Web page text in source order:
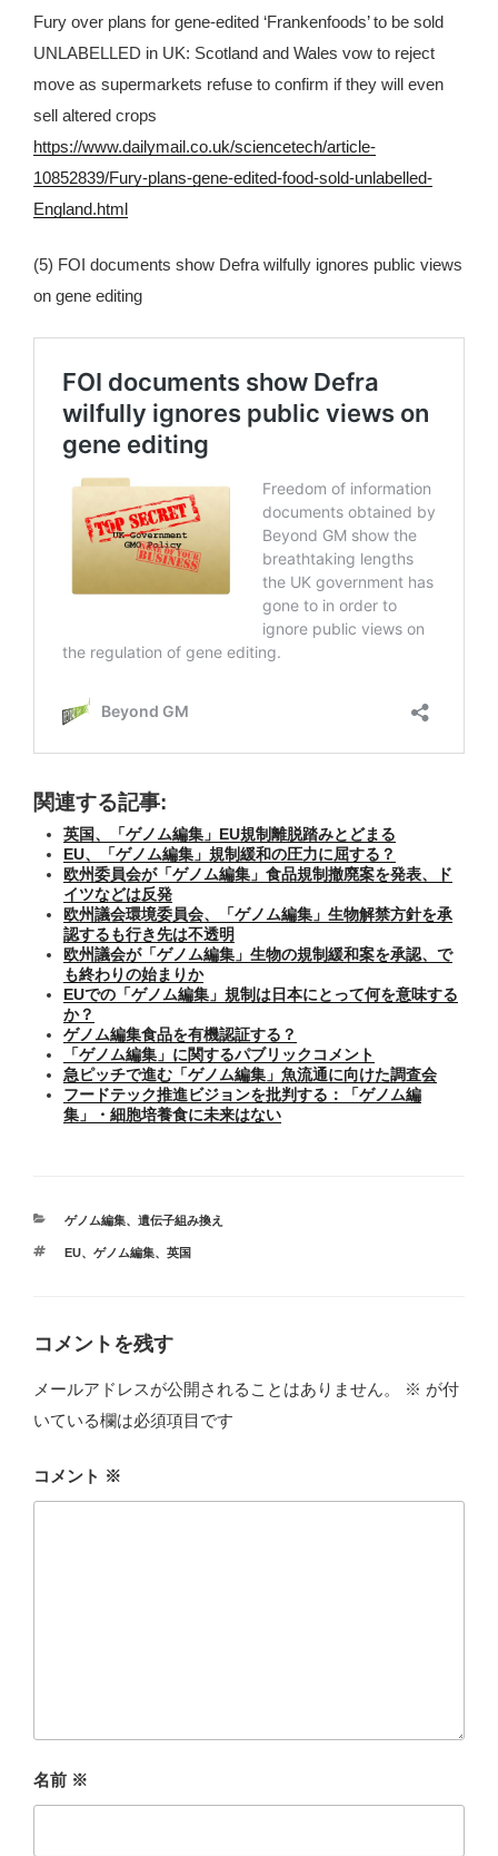
Fury over plans for gene-edited ‘Frankenfoods’ to be sold
UNLABELLED in UK: Scotland and Wales vow to reject
move as supermarkets refuse to confirm if they will even
sell altered crops
https://www.dailymail.co.uk/sciencetech/article-
10852839/Fury-plans-gene-edited-food-sold-unlabelled-
England.html
(5) FOI documents show Defra wilfully ignores public views
on gene editing
関連する記事:
英国、「ゲノム編集」EU規制離脱踏みとどまる
EU、「ゲノム編集」規制緩和の圧力に屈する？
欧州委員会が「ゲノム編集」食品規制撤廃案を発表、ド
イツなどは反発
欧州議会環境委員会、「ゲノム編集」生物解禁方針を承
認するも行き先は不透明
欧州議会が「ゲノム編集」生物の規制緩和案を承認、で
も終わりの始まりか
EUでの「ゲノム編集」規制は日本にとって何を意味する
か？
ゲノム編集食品を有機認証する？
「ゲノム編集」に関するパブリックコメント
急ピッチで進む「ゲノム編集」魚流通に向けた調査会
フードテック推進ビジョンを批判する：「ゲノム編
集」・細胞培養食に未来はない
カ
ゴ
ゲノム編集、 遺伝子組み換え
タ
EU、 ゲノム編集、 英国
コメントを残す
メールアドレスが公開されることはありません。 ※ が付
いている欄は必須項目です
コメント ※
名前 ※